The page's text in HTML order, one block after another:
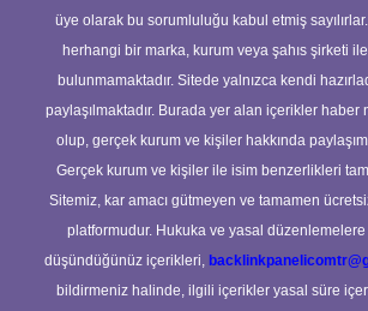
üye olarak bu sorumluluğu kabul etmiş
herhangi bir marka, kurum veya şahıs şirketi
bulunmamaktadır. Sitede yalnızca kendi
paylaşılmaktadır. Burada yer alan içerikler haber
olup, gerçek kurum ve kişiler hakkında paylaşım
Gerçek kurum ve kişiler ile isim benzerlikleri
Sitemiz, kar amacı gütmeyen ve tamamen
platformudur. Hukuka ve yasal düzenlemelere
düşündüğünüz içerikleri,
bildirmeniz halinde, ilgili içerikler yasal süre